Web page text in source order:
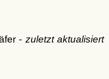
- zuletzt aktualisiert